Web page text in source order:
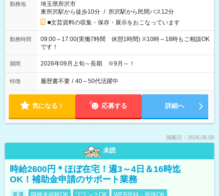
勤務地
埼玉県所沢市
東所沢駅から徒歩10分 / 所沢駅から民間バス12分
■文芸資料の収集・保存・展示をおこなっています
勤務時間
09:00～17:00(実働7時間 休憩1時間) ※10時～18時もご相談OK
です！
期間 2026年09月上旬～長期 ※9月～！
特徴 履歴書不要 / 40～50代活躍中
気になる！ 応募する 詳細へ
掲載日：2026.08.08
未読
時給2600円＊ほぼ在宅！週3～4日＆16時迄
OK！補助金申請のサポート業務
派遣 職種未経験OK ブランクOK WEB登録・面接OK